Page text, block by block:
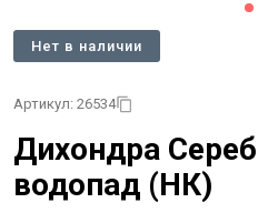
Нет в наличии
Артикул: 26534
Дихондра
водопад (НК)